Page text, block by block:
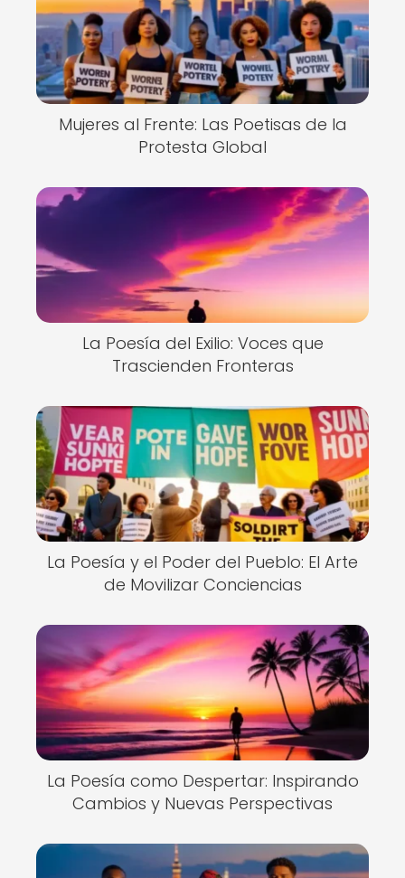
Mujeres al Frente: Las Poetisas de la
Protesta Global
La Poesía del Exilio: Voces que
Trascienden Fronteras
La Poesía y el Poder del Pueblo: El Arte
de Movilizar Conciencias
La Poesía como Despertar: Inspirando
Cambios y Nuevas Perspectivas